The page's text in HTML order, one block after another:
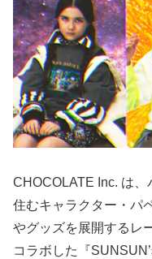
CHOCOLATE Inc. は
住むキャラクター・パ
やグッズを展開するレ
コラボした『